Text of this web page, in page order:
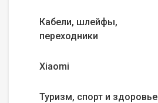
Кабели, шлейфы,
переходники
Xiaomi
Туризм, спорт и здоровье